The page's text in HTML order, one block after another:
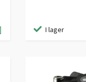
I lager